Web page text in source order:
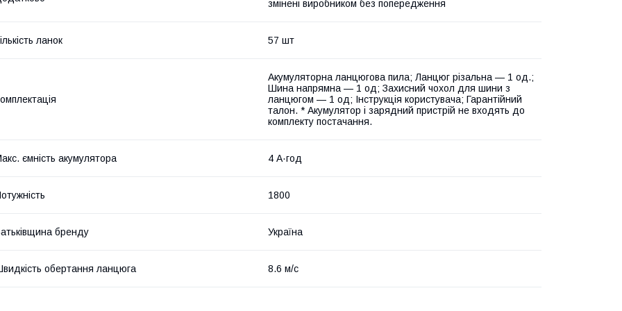
змінені виробником без попередження
ланок 57 шт
Акумуляторна ланцюгова пила; Ланцюг різальна — 1 од.;
Шина напрямна — 1 од; Захисний чохол для шини з
ланцюгом — 1 од; Інструкція користувача; Гарантійний
талон. * Акумулятор і зарядний пристрій не входять до
комплекту постачання.
ємність акумулятора 4 А·год
1800
бренду Україна
обертання ланцюга 8.6 м/с